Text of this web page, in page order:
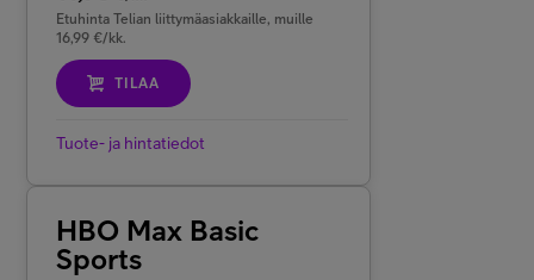
Etuhinta Telian liittymäasiakkaille, muille
16,99 €/kk.
TILAA
Tuote- ja hintatiedot
HBO Max Basic
Sports